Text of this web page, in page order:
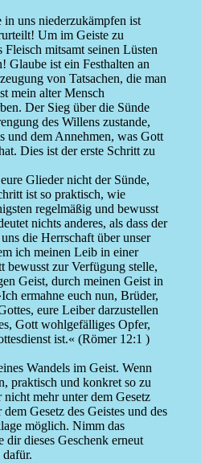
uns niederzukämpfen ist
Um im Geiste zu
mitsamt seinen Lüsten
Glaube ist ein Festhalten an
von Tatsachen, die man
mein alter Mensch
Der Sieg über die Sünde
des Willens zustande,
und dem Annehmen, was Gott
Dies ist der erste Schritt zu
Glieder nicht der Sünde,
ist so praktisch, wie
regelmäßig und bewusst
nichts anderes, als dass der
die Herrschaft über unser
ich meinen Leib in einer
bewusst zur Verfügung stelle,
Geist, durch meinen Geist in
ermahne euch nun, Brüder,
eure Leiber darzustellen
Gott wohlgefälliges Opfer,
ist.« (Römer 12:1 )
Wandels im Geist. Wenn
praktisch und konkret so zu
mehr unter dem Gesetz
Gesetz des Geistes und des
möglich. Nimm das
dir dieses Geschenk erneut